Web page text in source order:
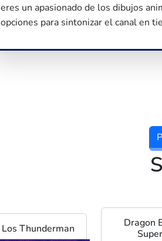
eres un apasionado de los dibujos
opciones para sintonizar el canal en
Los Thunderman
Dragon
Super